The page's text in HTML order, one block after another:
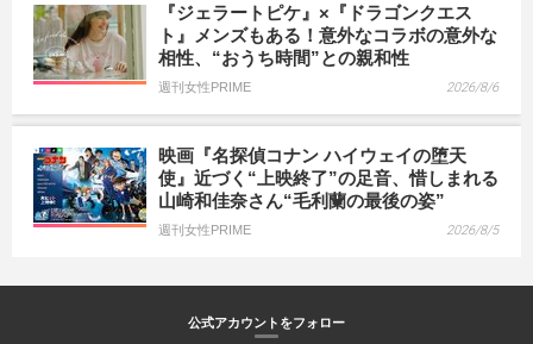
『ジェラートピケ』×『ドラゴンクエス
ト』メンズもある！意外なコラボの意外な
相性、“おうち時間”との親和性
週刊女性PRIME 2026/8/6
映画『名探偵コナン ハイウェイの堕天
使』近づく“上映終了”の足音、惜しまれる
山崎和佳奈さん“毛利蘭の最後の姿”
週刊女性PRIME 2026/8/5
公式アカウントをフォロー